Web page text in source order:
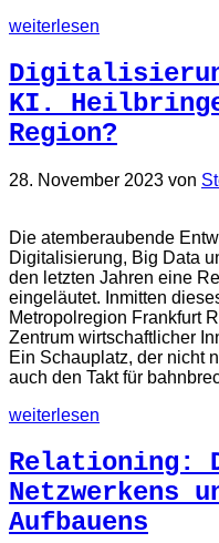
weiterlesen
KI.
Region?
28. November 2023 von
Die atemberaubende
Digitalisierung, Big Data
den letzten Jahren eine
eingeläutet. Inmitten
Metropolregion Frankfurt
Zentrum wirtschaftlicher
Ein Schauplatz, der nicht
auch den Takt für
weiterlesen
Relationing:
Netzwerkens
Aufbauens